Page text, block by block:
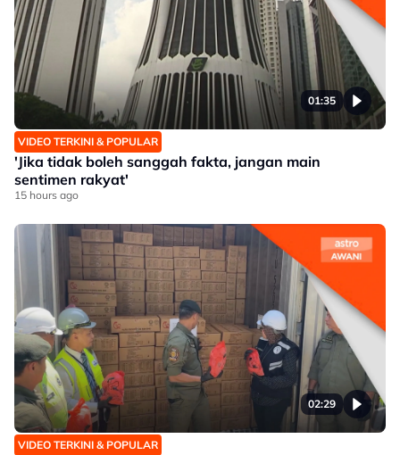
01:35
VIDEO TERKINI & POPULAR
'Jika tidak boleh sanggah fakta, jangan main
sentimen rakyat'
15 hours ago
02:29
VIDEO TERKINI & POPULAR